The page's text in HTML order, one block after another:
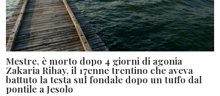
Mestre, è morto dopo 4 giorni di agonia
Zakaria Rihay, il 17enne trentino che aveva
battuto la testa sul fondale dopo un tuffo dal
pontile a Jesolo